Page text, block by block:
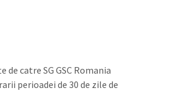
catre SG GSC Romania
perioadei de 30 de zile de